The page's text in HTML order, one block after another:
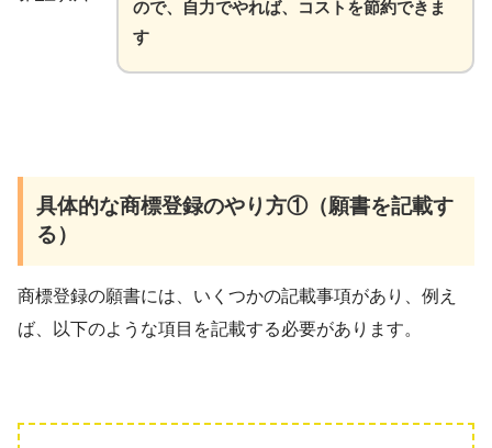
ので、自力でやれば、コストを節約できま
す
具体的な商標登録のやり方①（願書を記載す
る）
商標登録の願書には、いくつかの記載事項があり、例え
ば、以下のような項目を記載する必要があります。